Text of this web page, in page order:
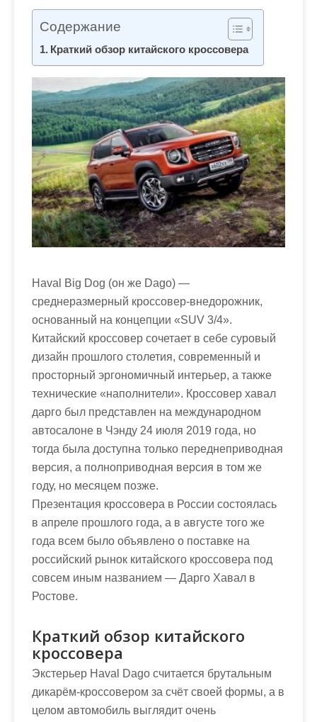
Содержание
Краткий обзор китайского кроссовера
Haval Big Dog (он же Dago) —
среднеразмерный кроссовер-внедорожник,
основанный на концепции «SUV 3/4».
Китайский кроссовер сочетает в себе суровый
дизайн прошлого столетия, современный и
просторный эргономичный интерьер, а также
технические «наполнители». Кроссовер хавал
дарго был представлен на международном
автосалоне в Чэнду 24 июля 2019 года, но
тогда была доступна только переднеприводная
версия, а полноприводная версия в том же
году, но месяцем позже.
Презентация кроссовера в России состоялась
в апреле прошлого года, а в августе того же
года всем было объявлено о поставке на
российский рынок китайского кроссовера под
совсем иным названием — Дарго Хавал в
Ростове.
Краткий обзор китайского
кроссовера
Экстерьер Haval Dago считается брутальным
дикарём-кроссовером за счёт своей формы, а в
целом автомобиль выглядит очень